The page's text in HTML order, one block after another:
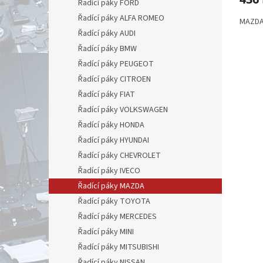
Řadící páky FORD
Řadící páky ALFA ROMEO
Řadící páky AUDI
Řadící páky BMW
Řadící páky PEUGEOT
Řadící páky CITROEN
Řadící páky FIAT
Řadící páky VOLKSWAGEN
Řadící páky HONDA
Řadící páky HYUNDAI
Řadící páky CHEVROLET
Řadící páky IVECO
Řadící páky MAZDA
Řadící páky TOYOTA
Řadící páky MERCEDES
Řadící páky MINI
Řadící páky MITSUBISHI